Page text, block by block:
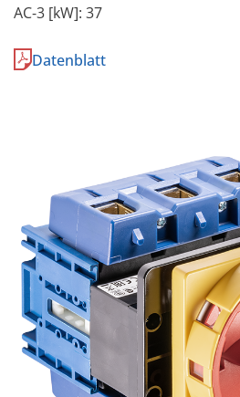
AC-3 [kW]: 37
Datenblatt